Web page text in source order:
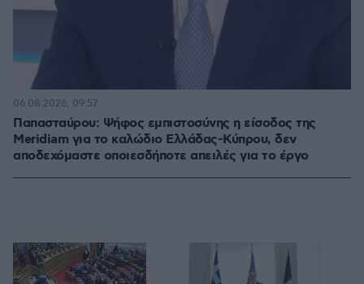
Παπασταύρου: Ψήφος εμπιστοσύνης η είσοδος της
Meridiam για το καλώδιο Ελλάδας-Κύπρου, δεν
αποδεχόμαστε οποιεσδήποτε απειλές για το έργο
06.08.2026, 09:57